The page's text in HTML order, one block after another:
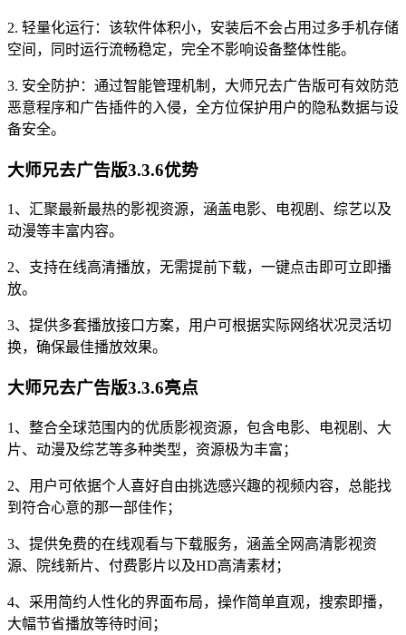
2. 轻量化运行：该软件体积小，安装后不会占用过多手机存储
空间，同时运行流畅稳定，完全不影响设备整体性能。
3. 安全防护：通过智能管理机制，大师兄去广告版可有效防范
恶意程序和广告插件的入侵，全方位保护用户的隐私数据与设
备安全。
大师兄去广告版3.3.6优势
1、汇聚最新最热的影视资源，涵盖电影、电视剧、综艺以及
动漫等丰富内容。
2、支持在线高清播放，无需提前下载，一键点击即可立即播
放。
3、提供多套播放接口方案，用户可根据实际网络状况灵活切
换，确保最佳播放效果。
大师兄去广告版3.3.6亮点
1、整合全球范围内的优质影视资源，包含电影、电视剧、大
片、动漫及综艺等多种类型，资源极为丰富；
2、用户可依据个人喜好自由挑选感兴趣的视频内容，总能找
到符合心意的那一部佳作；
3、提供免费的在线观看与下载服务，涵盖全网高清影视资
源、院线新片、付费影片以及HD高清素材；
4、采用简约人性化的界面布局，操作简单直观，搜索即播，
大幅节省播放等待时间；